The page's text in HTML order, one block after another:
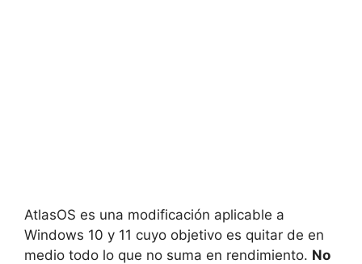
AtlasOS es una modificación aplicable a
Windows 10 y 11 cuyo objetivo es quitar de en
medio todo lo que no suma en rendimiento. No